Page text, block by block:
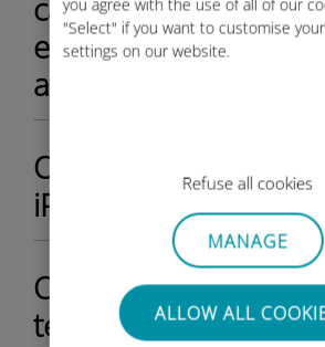
you agree with the use of all of our
"Select" if you want to customise
settings on our website.
Refuse all cookies
MANAGE
ALLOW ALL
carte SIM physique
eSIM en même
appareil ?
Où trouver l’EID de
iPhone ?
Où trouver l’EID de
téléphone Android ?